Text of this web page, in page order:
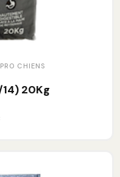
CHIENS
20Kg